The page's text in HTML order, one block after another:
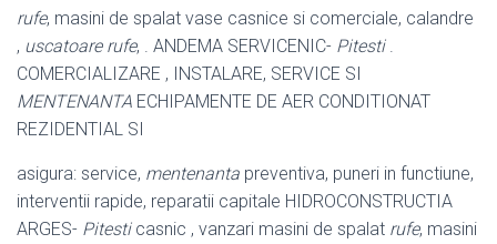
rufe, masini de spalat vase casnice si comerciale, calandre
, uscatoare rufe, . ANDEMA SERVICENIC- Pitesti.
COMERCIALIZARE , INSTALARE, SERVICE SI
MENTENANTA ECHIPAMENTE DE AER CONDITIONAT
REZIDENTIAL SI
asigura: service, mentenanta preventiva, puneri in functiune,
interventii rapide, reparatii capitale HIDROCONSTRUCTIA
ARGES- Pitesticasnic , vanzari masini de spalat rufe, masini